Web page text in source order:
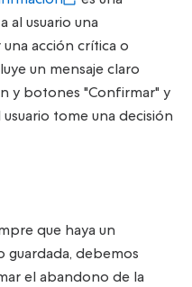
al usuario una
acción crítica o
un mensaje claro
y botones "Confirmar" y
tome una decisión
que haya un
debemos
el abandono de la